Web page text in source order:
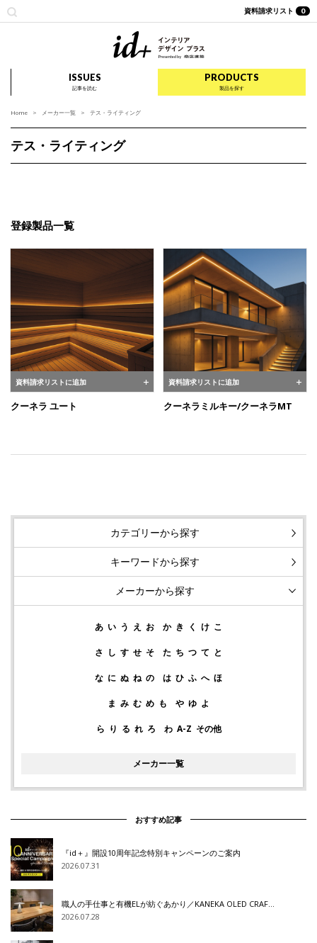
資料請求リスト 0
ISSUES
記事を読む
PRODUCTS
製品を探す
Home メーカー一覧 テス・ライティング
テス・ライティング
登録製品一覧
資料請求リストに追加
クーネラ ユート
資料請求リストに追加
クーネラミルキー/クーネラMT
カテゴリーから探す
キーワードから探す
メーカーから探す
あ い う え お か き く け こ
さ し す せ そ た ち つ て と
な に ぬ ね の は ひ ふ へ ほ
ま み む め も や ゆ よ
ら り る れ ろ わ A-Z その他
メーカー一覧
おすすめ記事
『id＋』開設10周年記念特別キャンペーンのご案内
2026.07.31
職人の手仕事と有機ELが紡ぐあかり／KANEKA OLED CRAF…
2026.07.28